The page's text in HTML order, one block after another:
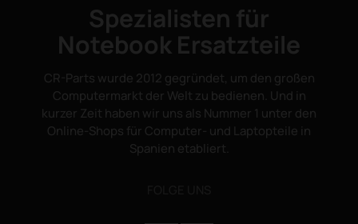
Spezialisten für
Notebook Ersatzteile
CR-Parts wurde 2012 gegründet, um den großen
Computermarkt der Welt zu bedienen. Und in
kurzer Zeit haben wir uns als Nummer 1 unter den
Online-Shops für Computer- und Laptopteile in
Spanien etabliert.